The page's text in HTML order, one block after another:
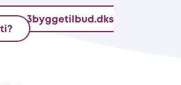
3byggetilbud.dks